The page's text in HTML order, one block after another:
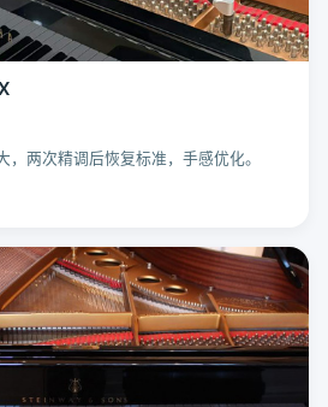
，两次精调后恢复标准，手感优化。